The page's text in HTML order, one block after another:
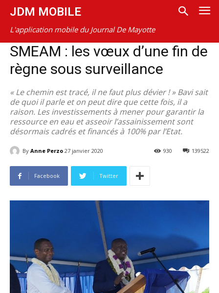
JDM MOBILE
L'application mobile du Journal De Mayotte
SMEAM : les vœux d’une fin de
règne sous surveillance
« Le chemin est tracé, il ne faut plus dévier ! » Bavi sait
de quoi il parle et on peut dire que cette fois, il a
raison. Les investissements à mener pour garantir la
ressource en eau et asseoir l’assainissement sont
désormais cadrés et financés à 100% par l’Etat.
By Anne Perzo 27 janvier 2020 139522
930
Facebook Twitter